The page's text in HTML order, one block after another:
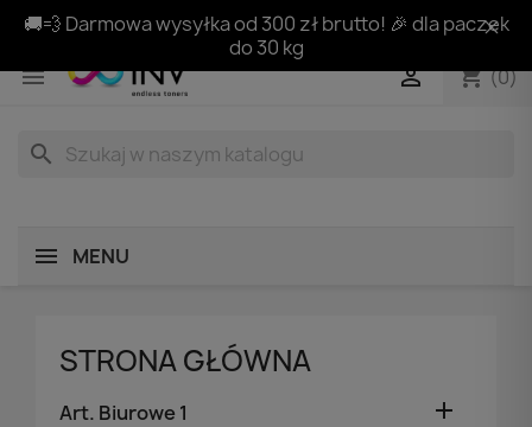
🚚💨 Darmowa wysyłka od 300 zł brutto! 🎉 dla paczek
do 30 kg
 shopping_cart(0)

search
MENU
STRONA GŁÓWNA
Art. Biurowe 1 